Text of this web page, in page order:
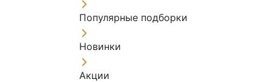
Популярные подборки
Новинки
Акции